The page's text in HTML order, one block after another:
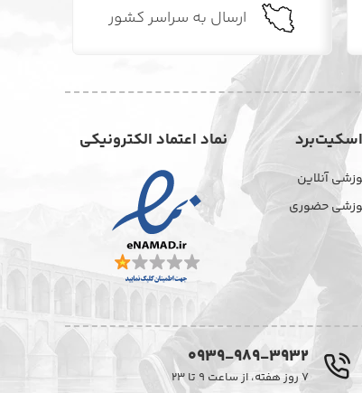
ارسال به سراسر کشور
آنلاین
حضوری
نماد اعتماد الکترونیکی
0939-989-3932
۷ روز هفته، از ساعت ۹ تا ۲۳